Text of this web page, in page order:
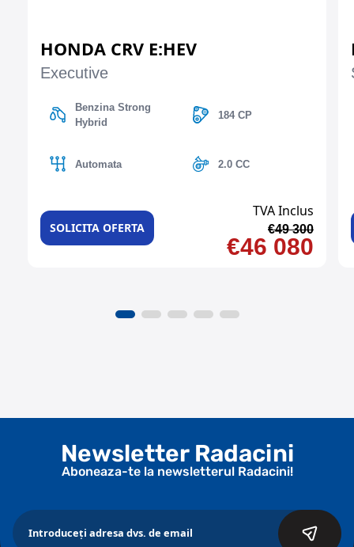
HONDA CRV E:HEV
Executive
Benzina Strong
Hybrid
184 CP
Automata 2.0 CC
SOLICITA OFERTA
TVA Inclus
€49 300
€46 080
Newsletter Radacini
Aboneaza-te la newsletterul Radacini!